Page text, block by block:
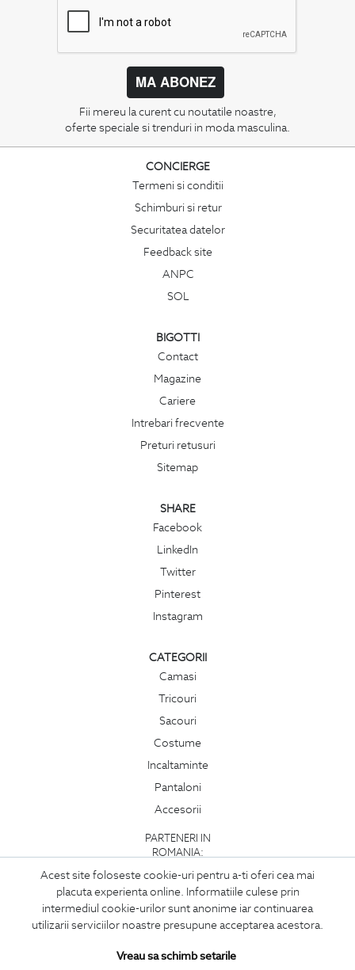
Acest site foloseste cookie-uri pentru a-ti oferi cea mai
placuta experienta online. Informatiile culese prin
intermediul cookie-urilor sunt anonime iar continuarea
utilizarii serviciilor noastre presupune acceptarea acestora.
Vreau sa schimb setarile
MA ABONEZ
Fii mereu la curent cu noutatile noastre,
oferte speciale si trenduri in moda masculina.
CONCIERGE
Termeni si conditii
Schimburi si retur
Securitatea datelor
Feedback site
ANPC
SOL
BIGOTTI
Contact
Magazine
Cariere
Intrebari frecvente
Preturi retusuri
Sitemap
SHARE
Facebook
LinkedIn
Twitter
Pinterest
Instagram
CATEGORII
Camasi
Tricouri
Sacouri
Costume
Incaltaminte
Pantaloni
Accesorii
PARTENERI IN
ROMANIA: